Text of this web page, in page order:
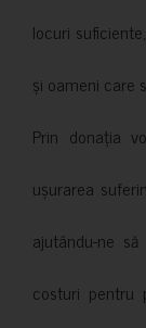
locuri
și oameni care
Prin donația
ușurarea
ajutându-ne
costuri